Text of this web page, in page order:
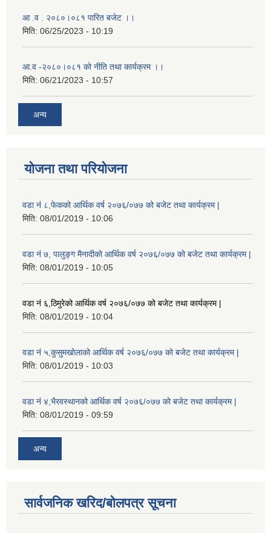
आ .व . २०८०।०८१ पारित बजेट ।।
मिति: 06/25/2023 - 10:19
आ.व -२०८०।०८१ को नीति तथा कार्यक्रम ।।
मिति: 06/21/2023 - 10:57
अन्य
योजना तथा परियोजना
वडा नं ८,फेकको आर्थिक वर्ष २०७६/०७७ को बजेट तथा कार्यक्रम |
मिति: 08/01/2019 - 10:06
वडा नं ७, पालुङ्ग मैनादीको आर्थिक वर्ष २०७६/०७७ को बजेट तथा कार्यक्रम |
मिति: 08/01/2019 - 10:05
वडा नं ६,ठिमुरेको आर्थिक वर्ष २०७६/०७७ को बजेट तथा कार्यक्रम |
मिति: 08/01/2019 - 10:04
वडा नं ५,कुसुमखोलाको आर्थिक वर्ष २०७६/०७७ को बजेट तथा कार्यक्रम |
मिति: 08/01/2019 - 10:03
वडा नं ४,भैरवस्थानको आर्थिक वर्ष २०७६/०७७ को बजेट तथा कार्यक्रम |
मिति: 08/01/2019 - 09:59
अन्य
सार्वजनिक खरिद/बोलपत्र सूचना